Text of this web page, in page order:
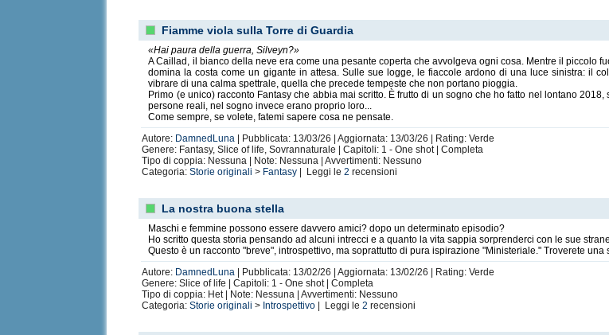
Fiamme viola sulla Torre di Guardia
«Hai paura della guerra, Silveyn?»
A Caillad, il bianco della neve era come una pesante coperta che avvolgeva ogni cosa. Mentre il piccolo
domina la costa come un gigante in attesa. Sulle sue logge, le fiaccole ardono di una luce sinistra: il
vibrare di una calma spettrale, quella che precede tempeste che non portano pioggia.
Primo (e unico) racconto Fantasy che abbia mai scritto. È frutto di un sogno che ho fatto nel lontano
persone reali, nel sogno invece erano proprio loro...
Come sempre, se volete, fatemi sapere cosa ne pensate.
Autore: DamnedLuna | Pubblicata: 13/03/26 | Aggiornata: 13/03/26 | Rating: Verde
Genere: Fantasy, Slice of life, Sovrannaturale | Capitoli: 1 - One shot | Completa
Tipo di coppia: Nessuna | Note: Nessuna | Avvertimenti: Nessuno
Categoria:Storie originali > Fantasy | Leggi le2 recensioni
La nostra buona stella
Maschi e femmine possono essere davvero amici? dopo un determinato episodio?
Ho scritto questa storia pensando ad alcuni intrecci e a quanto la vita sappia sorprenderci con le sue
Questo è un racconto "breve", introspettivo, ma soprattutto di pura ispirazione "Ministeriale." Troverete
Autore: DamnedLuna | Pubblicata: 13/02/26 | Aggiornata: 13/02/26 | Rating: Verde
Genere: Slice of life | Capitoli: 1 - One shot | Completa
Tipo di coppia: Het | Note: Nessuna | Avvertimenti: Nessuno
Categoria:Storie originali > Introspettivo | Leggi le2 recensioni